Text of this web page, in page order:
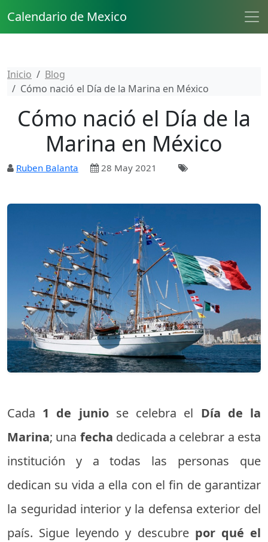
Calendario de Mexico
Inicio
Blog
Cómo nació el Día de la Marina en México
Cómo nació el Día de la
Marina en México
Ruben Balanta 28 May 2021
Cada 1 de juniose celebra el Día de la
Marina; una fecha dedicada a celebrar a esta
institución y a todas las personas que
dedican su vida a ella con el fin de garantizar
la seguridad interior y la defensa exterior del
país. Sigue leyendo y descubre por qué el